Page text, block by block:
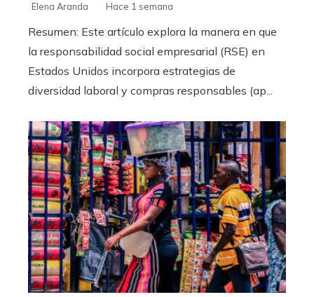
Elena Aranda Hace 1 semana
Resumen: Este artículo explora la manera en que
la responsabilidad social empresarial (RSE) en
Estados Unidos incorpora estrategias de
diversidad laboral y compras responsables (ap...